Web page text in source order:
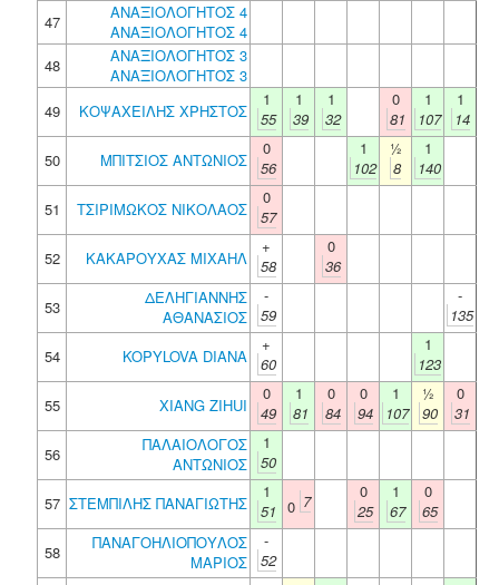
47
ΑΝΑΞΙΟΛΟΓΗΤΟΣ 4
ΑΝΑΞΙΟΛΟΓΗΤΟΣ 4
48
ΑΝΑΞΙΟΛΟΓΗΤΟΣ 3
ΑΝΑΞΙΟΛΟΓΗΤΟΣ 3
49
ΚΟΨΑΧΕΙΛΗΣ ΧΡΗΣΤΟΣ
1
55
1
39
1
32
0
81
1
107
1
14
50
ΜΠΙΤΣΙΟΣ ΑΝΤΩΝΙΟΣ
0
56
1
102
½
8
1
140
51
ΤΣΙΡΙΜΩΚΟΣ ΝΙΚΟΛΑΟΣ
0
57
52
ΚΑΚΑΡΟΥΧΑΣ ΜΙΧΑΗΛ
+
58
0
36
53
ΔΕΛΗΓΙΑΝΝΗΣ
ΑΘΑΝΑΣΙΟΣ
-
59
-
135
54
KOPYLOVA DIANA
+
60
1
123
55
XIANG ZIHUI
0
49
1
81
0
84
0
94
1
107
½
90
0
31
56
ΠΑΛΑΙΟΛΟΓΟΣ
ΑΝΤΩΝΙΟΣ
1
50
57 ΣΤΕΜΠΙΛΗΣ ΠΑΝΑΓΙΩΤΗΣ
1
51 0 7
0
25
1
67
0
65
58
ΠΑΝΑΓΟΗΛΙΟΠΟΥΛΟΣ
ΜΑΡΙΟΣ
-
52